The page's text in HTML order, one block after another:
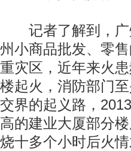
记者了解到，广
州小商品批发、零售
重灾区，近年来火
楼起火，消防部门
交界的起义路，
高的建业大厦部分
烧十多个小时后火